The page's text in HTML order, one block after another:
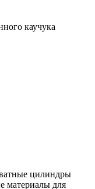
каучука
цилиндры
материалы для